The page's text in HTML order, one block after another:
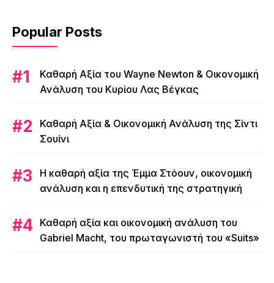
Popular Posts
Καθαρή Αξία του Wayne Newton & Οικονομική
Ανάλυση του Κυρίου Λας Βέγκας
Καθαρή Αξία & Οικονομική Ανάλυση της Σίντι
Σουίνι
Η καθαρή αξία της Έμμα Στόουν, οικονομική
ανάλυση και η επενδυτική της στρατηγική
Καθαρή αξία και οικονομική ανάλυση του
Gabriel Macht, του πρωταγωνιστή του «Suits»